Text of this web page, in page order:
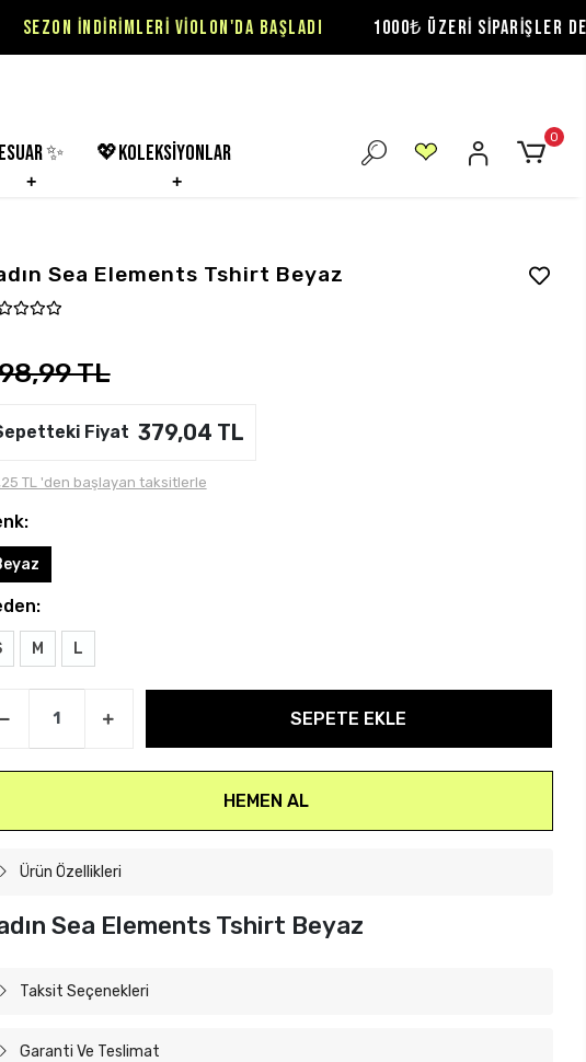
VİOLON'DA BAŞLADI 1000₺ ÜZERİ SİPARİŞLER DE
✨ 💖koleksiyonlar
0
Sea Elements Tshirt Beyaz
TL
Fiyat 379,04 TL
TL 'den başlayan taksitlerle
M L
SEPETE EKLE
HEMEN AL
Ürün Özellikleri
Sea Elements Tshirt Beyaz
Taksit Seçenekleri
Garanti Ve Teslimat